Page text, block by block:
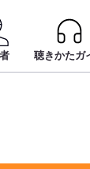
聴きかたガ